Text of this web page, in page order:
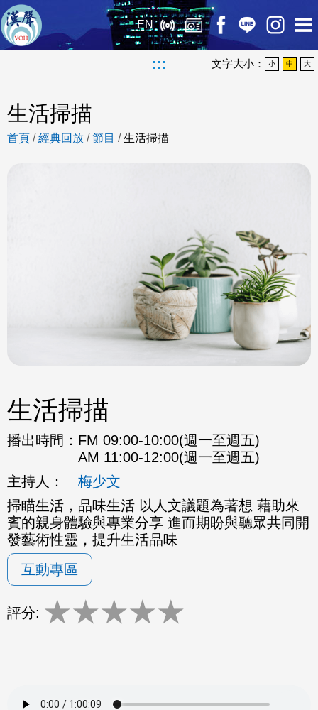
EN
::: 文字大小： 小 中 大
生活掃描
首頁 /經典回放 /節目 /生活掃描
生活掃描
播出時間： FM 09:00-10:00(週一至週五)
AM 11:00-12:00(週一至週五)
主持人：
梅少文
掃瞄生活，品味生活 以人文議題為著想 藉助來
賓的親身體驗與專業分享 進而期盼與聽眾共同開
發藝術性靈，提升生活品味
互動專區
評分: ★★★★★